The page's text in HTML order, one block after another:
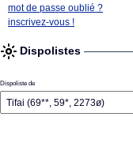
mot de passe oublié ?
inscrivez-vous !
Dispolistes
Dispoliste de